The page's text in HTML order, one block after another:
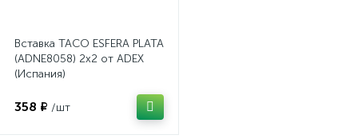
Вставка TACO ESFERA PLATA
(ADNE8058) 2x2 от ADEX
(Испания)
358 ₽ /шт